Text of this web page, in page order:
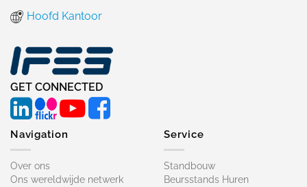
Hoofd Kantoor
GET CONNECTED
Navigation
Over ons
Ons wereldwijde netwerk
Service
Standbouw
Beursstands Huren